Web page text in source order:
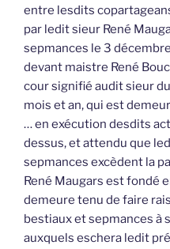
entre lesdits
par ledit sieur René
sepmances le 3
devant maistre René
cour signifié audit sieur
mois et an, qui est
… en exécution desdits
dessus, et attendu que
sepmances excèdent la
René Maugars est fondé
demeure tenu de faire
bestiaux et sepmances à
auxquels eschera ledit